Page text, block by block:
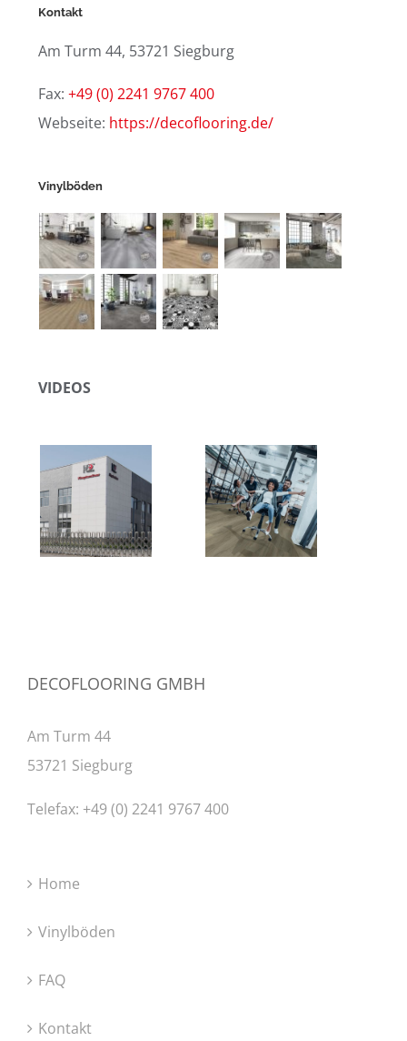
Kontakt
Am Turm 44, 53721 Siegburg
Fax: +49 (0) 2241 9767 400
Webseite: https://decoflooring.de/
Vinylböden
VIDEOS
DECOFLOORING GMBH
Am Turm 44
53721 Siegburg
Telefax: +49 (0) 2241 9767 400
Home
Vinylböden
FAQ
Kontakt